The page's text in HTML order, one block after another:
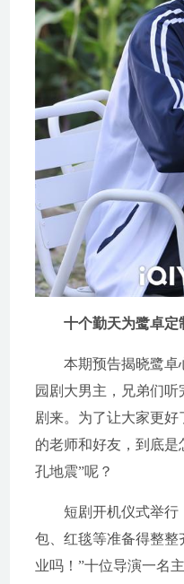
十个勤天为鹭卓定
本期预告揭晓鹭卓
园剧大男主，兄弟们
剧来。为了让大家更
的老师和好友，到底
孔地震”呢？
短剧开机仪式举行
包、红毯等准备得整整
业吗！”十位导演一名